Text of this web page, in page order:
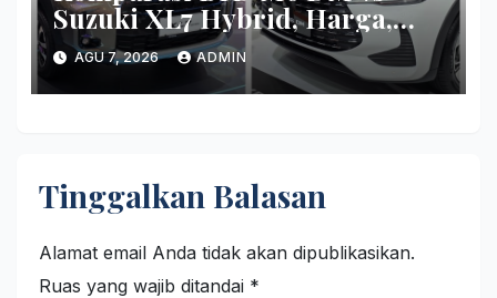
Suzuki XL7 Hybrid, Harga,
Fitur, dan Seberapa Irit?
AGU 7, 2026 ADMIN
Tinggalkan Balasan
Alamat email Anda tidak akan dipublikasikan.
Ruas yang wajib ditandai *